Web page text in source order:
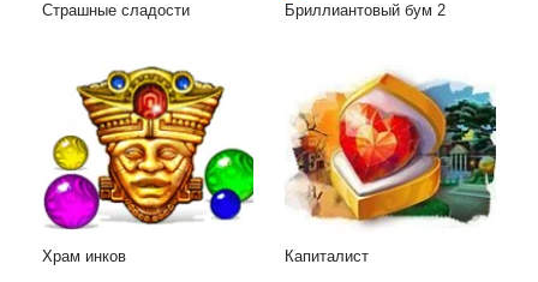
Страшные сладости Бриллиантовый бум 2
Храм инков Капиталист